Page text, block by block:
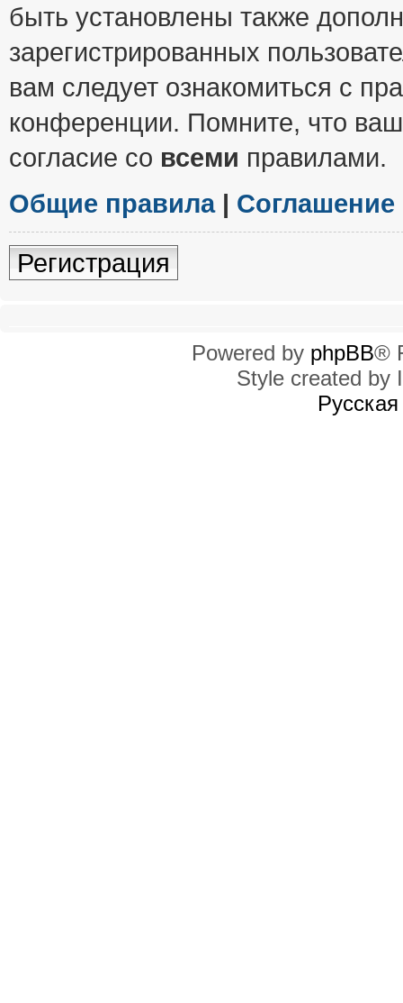
быть установлены также
зарегистрированных
вам следует ознакомиться с
конференции. Помните, что
согласие со всеми правилами.
Общие правила|
Регистрация
Powered by phpBB®
Style created by